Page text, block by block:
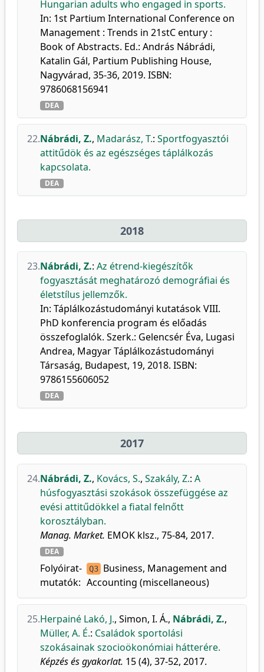
Hungarian adults who engaged in sports.
In: 1st Partium International Conference on
Management : Trends in 21stC entury :
Book of Abstracts. Ed.: András Nábrádi,
Katalin Gál, Partium Publishing House,
Nagyvárad, 35-36, 2019. ISBN:
9786068156941
DEA
22.Nábrádi, Z., Madarász, T.: Sportfogyasztói
attitűdök és az egészséges táplálkozás
kapcsolata.
DEA
2018
23.Nábrádi, Z.: Az étrend-kiegészítők
fogyasztását meghatározó demográfiai és
életstílus jellemzők.
In: Táplálkozástudományi kutatások VIII.
PhD konferencia program és előadás
összefoglalók. Szerk.: Gelencsér Éva, Lugasi
Andrea, Magyar Táplálkozástudományi
Társaság, Budapest, 19, 2018. ISBN:
9786155606052
DEA
2017
24.Nábrádi, Z., Kovács, S., Szakály, Z.: A
húsfogyasztási szokások összefüggése az
evési attitűdökkel a fiatal felnőtt
korosztályban.
Manag. Market. EMOK klsz., 75-84, 2017.
DEA
Folyóirat-
mutatók:
Q3 Business, Management and
Accounting (miscellaneous)
25.Herpainé Lakó, J., Simon, I. Á., Nábrádi, Z.,
Müller, A. É.: Családok sportolási
szokásainak szocioökonómiai hátterére.
Képzés és gyakorlat. 15 (4), 37-52, 2017.